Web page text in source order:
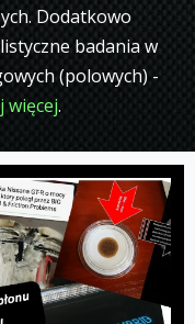
Dodatkowo
badania w
(polowych) -
więcej.